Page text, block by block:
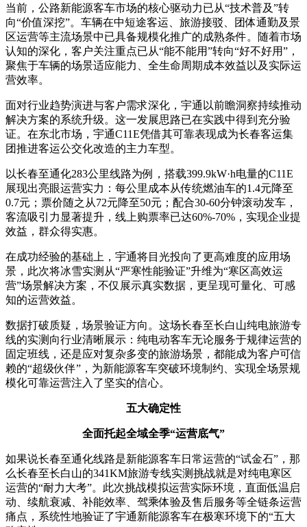
当前，公路新能源客车市场的核心驱动力已从“技术普及”转
向“价值深挖”。车辆在中短途客运、旅游接驳、团体通勤及景
区运营等主流场景中已具备规模化推广的成熟条件。随着市场
认知的深化，客户关注重点已从“能不能用”转向“好不好用”，
聚焦于车辆的场景适应能力、全生命周期成本效益以及实际运
营效率。
面对行业趋势演进与客户需求深化，宇通以前瞻洞察持续推动
解决方案的系统升级。这一发展思路已在实践中得到充分验
证。在东北市场，宇通C11E凭借其可靠表现成为长春客运集
团推进客运公交化改造的主力车型。
以长春至通化283公里线路为例，搭载399.9kW·h电量的C11E
展现出亮眼运营实力：每公里成本从传统燃油车的1.4元降至
0.7元；票价随之从72元降至50元；配合30-60分钟滚动发车，
客流吸引力显著提升，线上购票率已达60%-70%，实现企业提
效益，群众得实惠。
在成功经验的基础上，宇通将目光投向了更高难度的应用场
景，此次将冰雪实测从“严寒性能验证”升维为“寒区高效运
营”场景解决方案，不仅展示真实数据，更呈现可量化、可感
知的运营效益。
数据打破质疑，场景验证方向。这场长春至长白山纯电旅游专
线的实测向行业清晰展示：纯电动客车无论服务于规律运营的
固定班线，还是应对复杂多变的旅游场景，都能成为客户可信
赖的“超级伙伴”，为新能源客车突破环境制约、实现全场景规
模化可靠运营注入了坚实的信心。
五大确定性
全面托起全域全季“运营底气”
如果说长春至通化线路是新能源客车日常运营的“试金石”，那
么长春至长白山的341KM旅游专线实测挑战就是对纯电寒区
运营的“耐力大考”。此次挑战模拟运营实际环境，直面低温启
动、续航衰减、补能效率、驾乘体验及售后服务等全链条运营
痛点，系统性地验证了宇通新能源客车在极寒环境下的“五大